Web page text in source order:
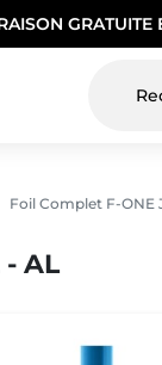
Foil Complet F-ONE
- AL